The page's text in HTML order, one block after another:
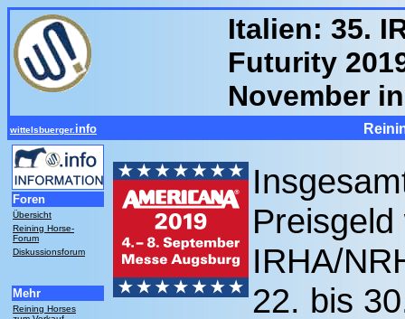
Italien: 35.
Futurity
November
wittelsbuerger. info
Foren
Übersicht
Reining Horse-
Forum
Diskussionsforum
Mehr
Reining Horses
IRHA/
22. bis